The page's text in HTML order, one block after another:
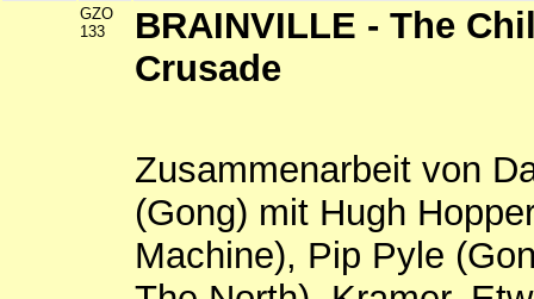
GZO
133
BRAINVILLE - The
Crusade
Zusammenarbeit von
(Gong) mit Hugh
Machine), Pip Pyle